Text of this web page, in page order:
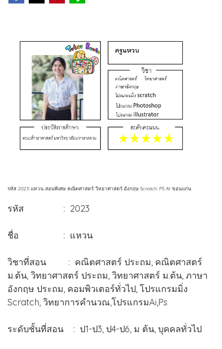
รหัส 2023-แหวน สอนพิเศษ คณิตศาสตร์ วิทยาศาสตร์ อังกฤษ Scratch PS AI ขอนแก่น
รหัส : 2023
ชื่อ : แหวน
วิชาที่สอน : คณิตศาสตร์ ประถม, คณิตศาสตร์
ม.ต้น, วิทยาศาสตร์ ประถม, วิทยาศาสตร์ ม.ต้น, ภาษา
อังกฤษ ประถม, คอมพิวเตอร์ทั่วไป, โปรแกรมมิ่ง
Scratch, วิทยาการคำนวณ,โปรแกรมAi,Ps
ระดับชั้นที่สอน : ป1-ป3, ป4-ป6, ม ต้น, บุคคลทั่วไป